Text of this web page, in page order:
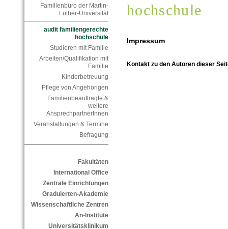
Familienbüro der Martin-
Luther-Universität
audit familiengerechte
hochschule
Studieren mit Familie
Arbeiten/Qualifikation mit
Familie
Kinderbetreuung
Pflege von Angehörigen
Familienbeauftragte &
weitere
AnsprechpartnerInnen
Veranstaltungen & Termine
Befragung
Fakultäten
International Office
Zentrale Einrichtungen
Graduierten-Akademie
Wissenschaftliche Zentren
An-Institute
Universitätsklinikum
hochschule
Impressum
Kontakt zu den Autoren dieser